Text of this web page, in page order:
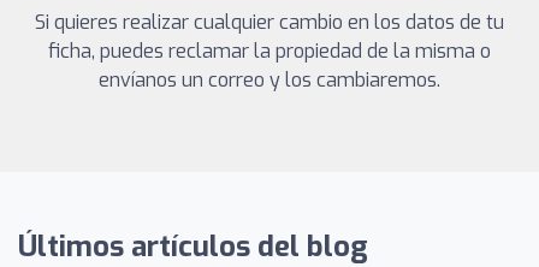
Si quieres realizar cualquier cambio en los datos de tu
ficha, puedes reclamar la propiedad de la misma o
envíanos un correo y los cambiaremos.
Últimos artículos del blog